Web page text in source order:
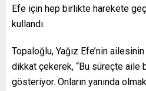
Efe için hep birlikte harekete
kullandı.
Topaloğlu, Yağız Efe’nin
dikkat çekerek, “Bu süreçte aile
gösteriyor. Onların yanında